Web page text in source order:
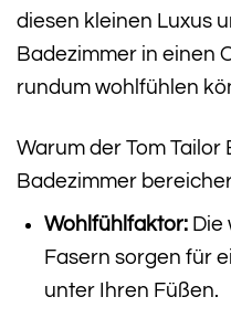
diesen kleinen Luxus
Badezimmer in einen
rundum wohlfühlen
Warum der Tom
Badezimmer
Wohlfühlfaktor:Die
Fasern sorgen für
unter Ihren Füßen.